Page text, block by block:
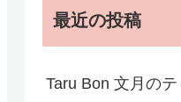
最近の投稿
Taru Bon 文月の